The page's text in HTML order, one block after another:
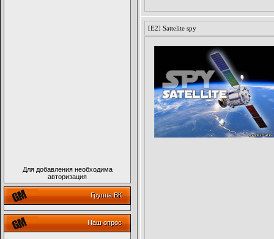
Для добавления необходима
авторизация
Группа ВК
Наш опрос
[E2] Sattelite spy